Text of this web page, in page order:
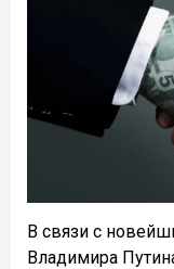
В связи с
Владимира